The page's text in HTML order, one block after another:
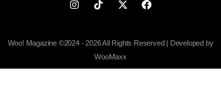
Woo! Magazine ©2024 - 2026 All Rights Reserved | Developed by
WooMaxx